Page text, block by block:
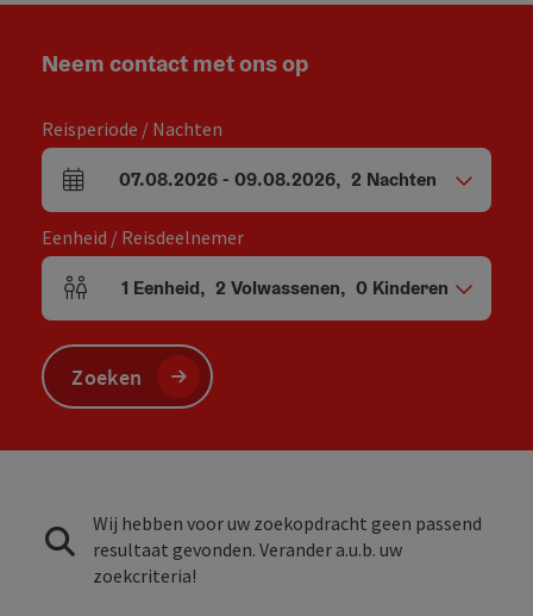
Neem contact met ons op
Reisperiode / Nachten
Velden voor aankomst en vertrek
07.08.2026- 09.08.2026, 2 Nachten
Eenheid / Reisdeelnemer
Aantal eenheden en persoonsvelden
1 Eenheid, 2 Volwassenen, 0 Kinderen
Zoeken
Wij hebben voor uw zoekopdracht geen passend
resultaat gevonden. Verander a.u.b. uw
zoekcriteria!